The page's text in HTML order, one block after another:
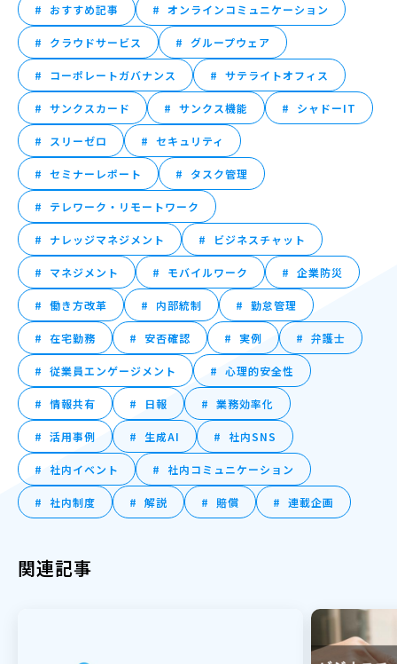
おすすめ記事 オンラインコミュニケーション
クラウドサービス グループウェア
コーポレートガバナンス サテライトオフィス
サンクスカード サンクス機能 シャドーIT
スリーゼロ セキュリティ
セミナーレポート タスク管理
テレワーク・リモートワーク
ナレッジマネジメント ビジネスチャット
マネジメント モバイルワーク 企業防災
働き方改革 内部統制 勤怠管理
在宅勤務 安否確認 実例 弁護士
従業員エンゲージメント 心理的安全性
情報共有 日報 業務効率化
活用事例 生成AI 社内SNS
社内イベント 社内コミュニケーション
社内制度 解説 賠償 連載企画
関連記事